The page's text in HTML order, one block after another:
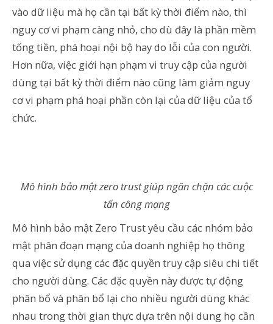
vào dữ liệu mà họ cần tại bất kỳ thời điểm nào, thì
nguy cơ vi phạm càng nhỏ, cho dù đây là phần mềm
tống tiền, phá hoại nội bộ hay do lỗi của con người.
Hơn nữa, việc giới hạn phạm vi truy cập của người
dùng tại bất kỳ thời điểm nào cũng làm giảm nguy
cơ vi phạm phá hoại phần còn lại của dữ liệu của tổ
chức.
Mô hình bảo mật zero trust giúp ngăn chặn các cuộc
tấn công mạng
Mô hình bảo mật Zero Trust yêu cầu các nhóm bảo
mật phân đoạn mạng của doanh nghiệp họ thông
qua việc sử dụng các đặc quyền truy cập siêu chi tiết
cho người dùng. Các đặc quyền này được tự động
phân bổ và phân bổ lại cho nhiều người dùng khác
nhau trong thời gian thực dựa trên nội dung họ cần